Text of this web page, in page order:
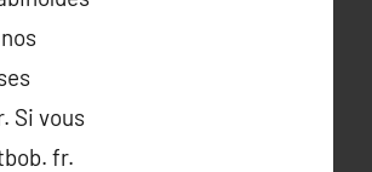
Si vous
fr.